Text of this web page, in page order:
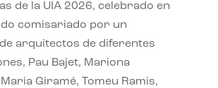
de la UIA 2026, celebrado en
comisariado por un
arquitectos de diferentes
Pau Bajet, Mariona
Giramé, Tomeu Ramis,